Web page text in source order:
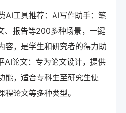
AI工具推荐：AI写作助手：笔
、报告等200多种场景，一键
容，是学生和研究者的得力助
AI论文：专为论文设计，提供
能，适合专科生至研究生使
论文等多种类型。